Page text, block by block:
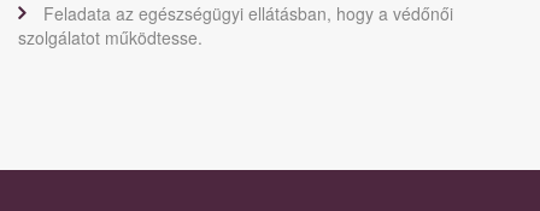
Feladata az egészségügyi ellátásban, hogy a védőnői
szolgálatot működtesse.